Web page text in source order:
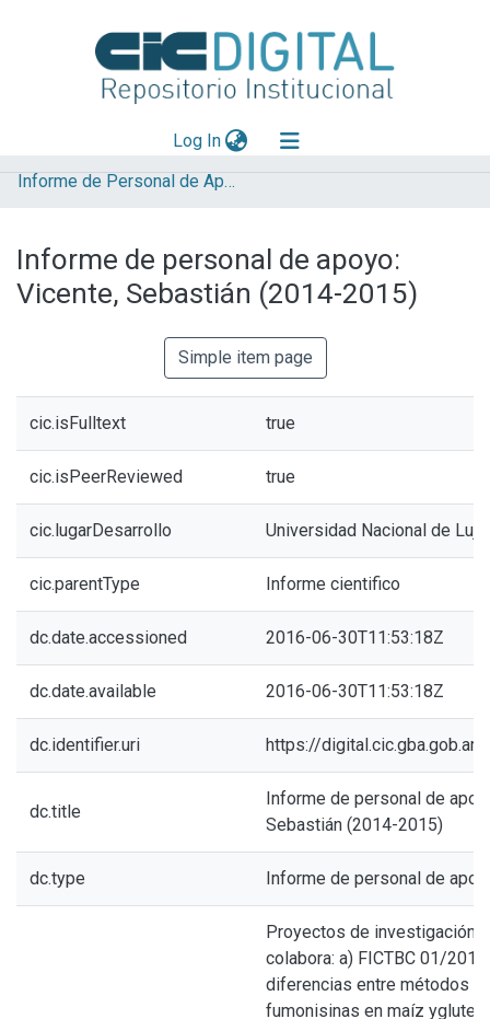
Log In(current)
Explorar
Aportar material
Informe de Personal de Apoyo
Informe de personal de apoyo:
Vicente, Sebastián (2014-2015)
Simple item page
cic.isFulltext true
cic.isPeerReviewed true
cic.lugarDesarrollo Universidad Nacional de
cic.parentType Informe cientifico
dc.date.accessioned 2016-06-30T11:53:18Z
dc.date.available 2016-06-30T11:53:18Z
dc.identifier.uri https://
dc.title
Informe de personal de
Sebastián (2014-2015)
dc.type Informe de personal de
Proyectos de investigación
colabora: a) FICTBC 01/
diferencias entre métodos
fumonisinas en maíz ygluten